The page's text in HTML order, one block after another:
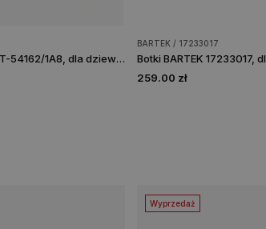
Botki ocieplane BARTEK T-54162/1A8, dla dziewcząt, szary
BARTEK / 17233017
Botki BARTEK 17233017,
259.00 zł
Wyprzedaż